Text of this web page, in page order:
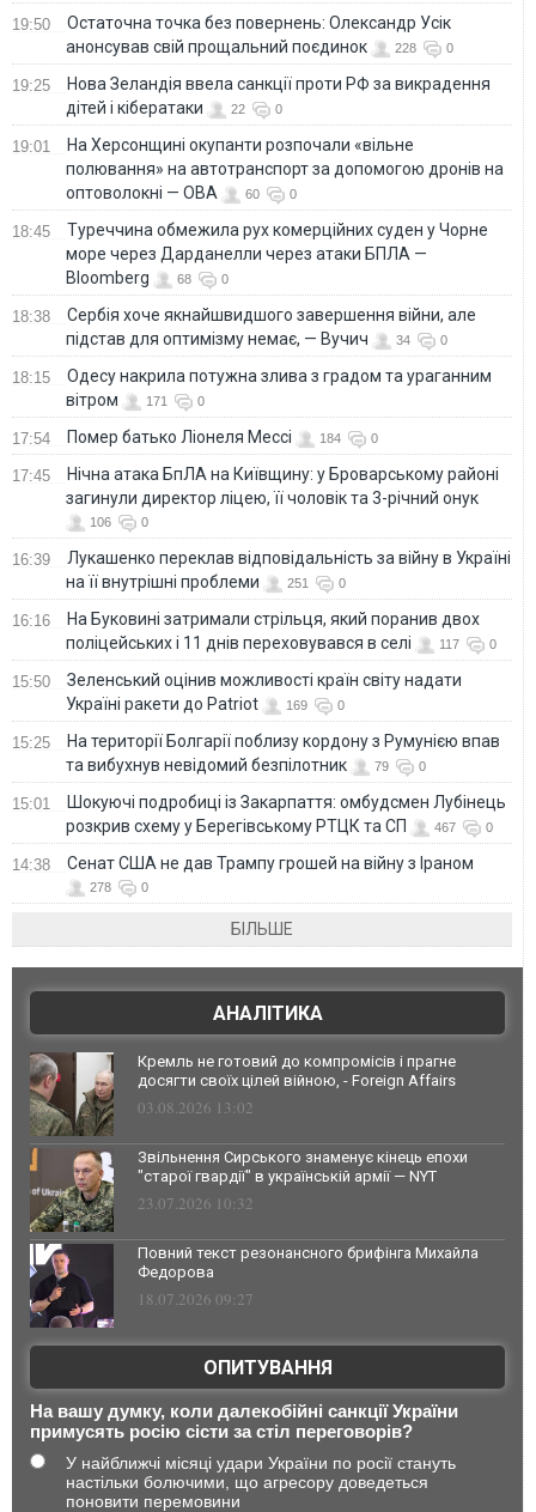
19:50
Остаточна точка без повернень: Олександр Усік
анонсував свій прощальний поєдинок
228 0
19:25
Нова Зеландія ввела санкції проти РФ за викрадення
дітей і кібератаки
22 0
19:01
На Херсонщині окупанти розпочали «вільне
полювання» на автотранспорт за допомогою дронів на
оптоволокні — ОВА
60 0
18:45
Туреччина обмежила рух комерційних суден у Чорне
море через Дарданелли через атаки БПЛА —
Bloomberg
68 0
18:38
Сербія хоче якнайшвидшого завершення війни, але
підстав для оптимізму немає, — Вучич
34 0
18:15
Одесу накрила потужна злива з градом та ураганним
вітром
171 0
17:54 Помер батько Ліонеля Мессі 184 0
17:45
Нічна атака БпЛА на Київщину: у Броварському районі
загинули директор ліцею, її чоловік та 3-річний онук
106 0
16:39
Лукашенко переклав відповідальність за війну в Україні
на її внутрішні проблеми
251 0
16:16
На Буковині затримали стрільця, який поранив двох
поліцейських і 11 днів переховувався в селі
117 0
15:50
Зеленський оцінив можливості країн світу надати
Україні ракети до Patriot
169 0
15:25
На території Болгарії поблизу кордону з Румунією впав
та вибухнув невідомий безпілотник
79 0
15:01
Шокуючі подробиці із Закарпаття: омбудсмен Лубінець
розкрив схему у Берегівському РТЦК та СП
467 0
14:38 Сенат США не дав Трампу грошей на війну з Іраном
278 0
БІЛЬШЕ
АНАЛІТИКА
Кремль не готовий до компромісів і прагне
досягти своїх цілей війною, - Foreign Affairs
03.08.2026 13:02
Звільнення Сирського знаменує кінець епохи
"старої гвардії" в українській армії — NYT
23.07.2026 10:32
Повний текст резонансного брифінга Михайла
Федорова
18.07.2026 09:27
ОПИТУВАННЯ
На вашу думку, коли далекобійні санкції України
примусять росію сісти за стіл переговорів?
У найближчі місяці удари України по росії стануть
настільки болючими, що агресору доведеться
поновити перемовини